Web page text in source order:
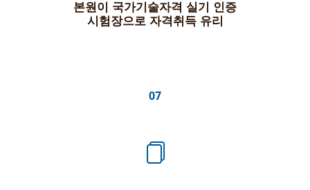
본원이 국가기술자격 실기 인증
시험장으로 자격취득 유리
07